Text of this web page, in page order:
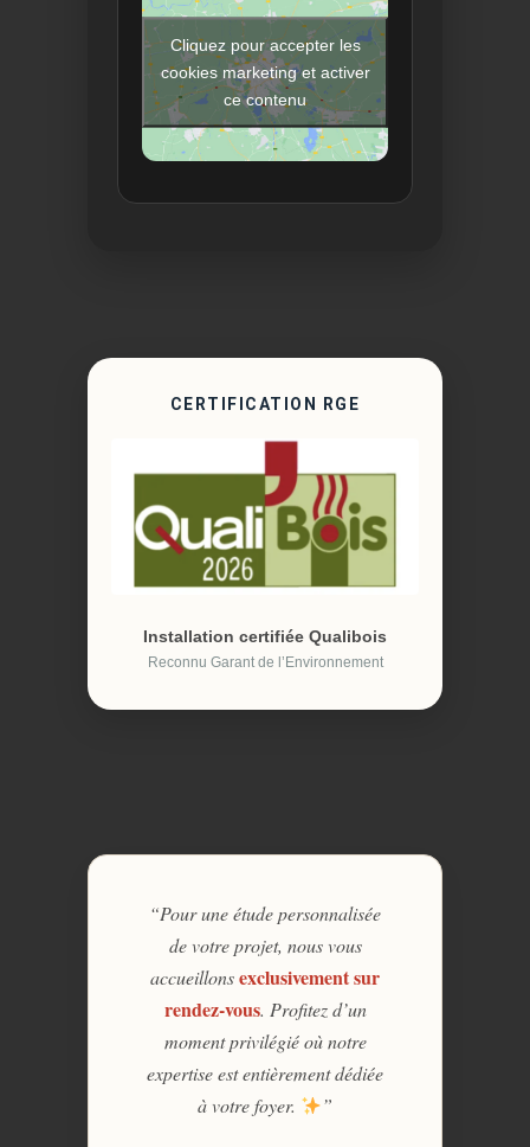
Cliquez pour accepter les
cookies marketing et activer
ce contenu
CERTIFICATION RGE
Installation certifiée Qualibois
Reconnu Garant de l’Environnement
“Pour une étude personnalisée
de votre projet, nous vous
accueillonsexclusivement sur
rendez-vous. Profitez d’un
moment privilégié où notre
expertise est entièrement dédiée
à votre foyer.
”